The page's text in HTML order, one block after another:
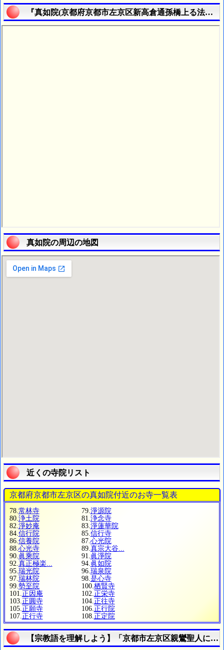
『真如院(京都府京都市左京区新高倉通孫橋上る法皇
真如院の周辺の地図
近くの寺院リスト
京都府京都市左京区の真如院付近のお寺一覧表
78. 常林寺 79. 淨源院
80. 浄土院 81. 浄念寺
82. 淨妙庵 83. 淨蓮華院
84. 信行院 85. 信行寺
86. 信養院 87. 心光院
88. 心光寺 89. 真宗大谷...
90. 眞乘院 91. 眞淨院
92. 真正極楽... 94. 眞如院
95. 瑞光院 96. 瑞泉院
97. 瑞林院 98. 是心寺
99. 勢至院 100. 栖賢寺
101. 正因庵 102. 正栄寺
103. 正圓寺 104. 正往寺
105. 正願寺 106. 正行院
107. 正行寺 108. 正定院
【宗教語を理解しよう】「京都市左京区親鸞聖人につ